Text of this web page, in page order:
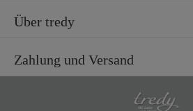
Über tredy
Zahlung und Versand